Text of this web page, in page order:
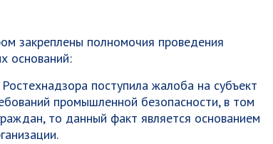
закреплены полномочия проведения
оснований:
Ростехнадзора поступила жалоба на субъект
промышленной безопасности, в том
то данный факт является основанием